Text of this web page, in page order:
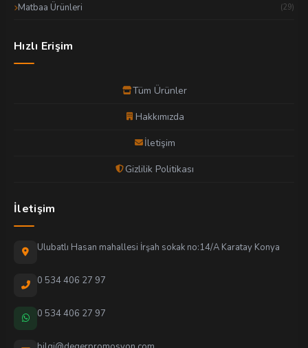
Matbaa Ürünleri (29)
Hızlı Erişim
Tüm Ürünler
Hakkımızda
İletişim
Gizlilik Politikası
İletişim
Ulubatlı Hasan mahallesi İrşah sokak no:14/A Karatay Konya
0 534 406 27 97
0 534 406 27 97